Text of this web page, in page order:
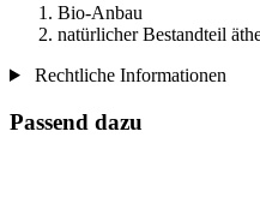
Bio-Anbau
natürlicher Bestandteil
Rechtliche Informationen
Passend dazu